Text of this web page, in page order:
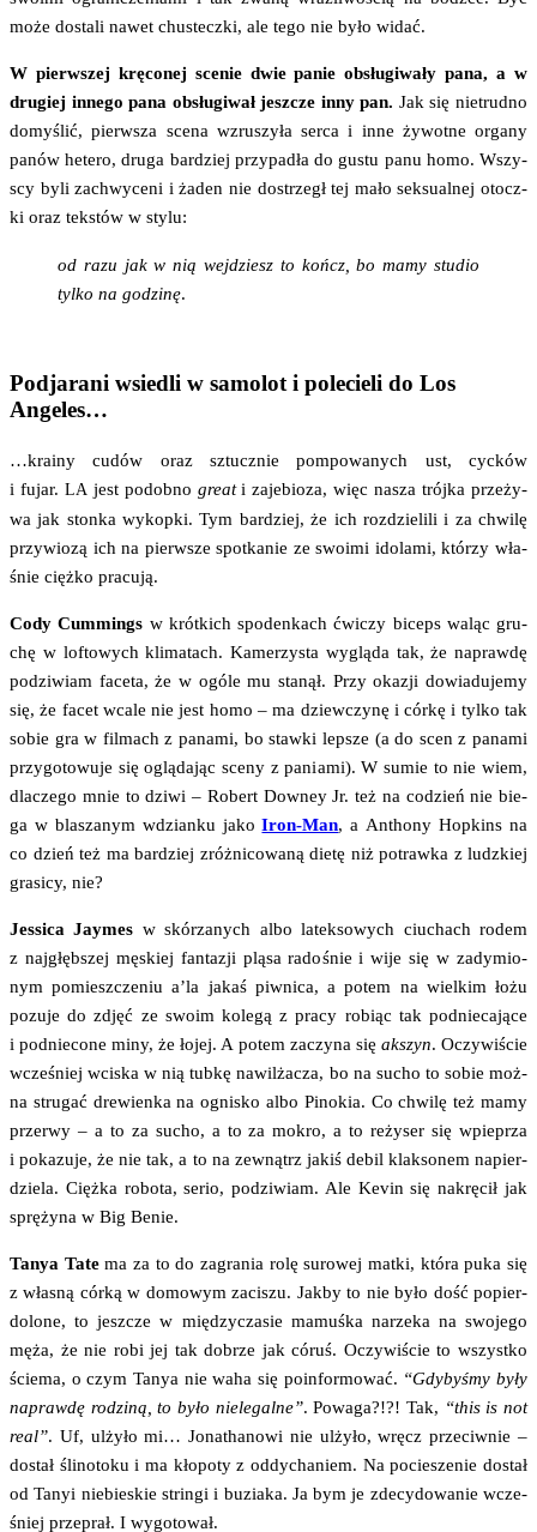
może dosta­li nawet chu­s­tecz­ki, ale tego nie było widać.
W pierw­szej krę­co­nej sce­nie dwie panie obsłu­gi­wa­ły pana, a w
dru­giej inne­go pana obsłu­gi­wał jesz­cze inny pan. Jak się nie­trud­no
domy­ślić, pierw­sza sce­na wzru­szy­ła ser­ca i inne żywot­ne orga­ny
panów hete­ro, dru­ga bar­dziej przy­pa­dła do gustu panu homo. Wszy­
scy byli zachwy­ce­ni i żaden nie dostrzegł tej mało sek­su­al­nej otocz­
ki oraz tek­stów w stylu:
od razu jak w nią wej­dziesz to kończ, bo mamy stu­dio
tyl­ko na godzi­nę.
Podjarani wsiedli w samolot i polecieli do Los
Angeles…
…kra­iny cudów oraz sztucz­nie pom­po­wa­nych ust, cyc­ków
i fujar. LA jest podob­no gre­ati zaje­bio­za, więc nasza trój­ka prze­ży­
wa jak ston­ka wykop­ki. Tym bar­dziej, że ich roz­dzie­li­li i za chwi­lę
przy­wio­zą ich na pierw­sze spo­tka­nie ze swo­imi ido­la­mi, któ­rzy wła­
śnie cięż­ko pracują.
Cody Cum­mings w krót­kich spoden­kach ćwi­czy biceps waląc gru­
chę w lofto­wych kli­ma­tach. Kame­rzy­sta wyglą­da tak, że napraw­dę
podzi­wiam face­ta, że w ogó­le mu sta­nął. Przy oka­zji dowia­du­je­my
się, że facet wca­le nie jest homo – ma dziew­czy­nę i cór­kę i tyl­ko tak
sobie gra w fil­mach z pana­mi, bo staw­ki lep­sze (a do scen z pana­mi
przy­go­to­wu­je się oglą­da­jąc sce­ny z pania­mi). W sumie to nie wiem,
dla­cze­go mnie to dzi­wi – Robert Downey Jr. też na codzień nie bie­
ga w bla­sza­nym wdzian­ku jakoIron-Man, a Antho­ny Hop­kins na
co dzień też ma bar­dziej zróż­ni­co­wa­ną die­tę niż potraw­ka z ludz­kiej
gra­si­cy, nie?
Jes­sica Jay­mes w skó­rza­nych albo latek­so­wych ciu­chach rodem
z naj­głęb­szej męskiej fan­ta­zji plą­sa rado­śnie i wije się w zady­mio­
nym pomiesz­cze­niu a’la jakaś piw­ni­ca, a potem na wiel­kim łożu
pozu­je do zdjęć ze swo­im kole­gą z pra­cy robiąc tak pod­nie­ca­ją­ce
i pod­nie­co­ne miny, że łojej. A potem zaczy­na się akszyn. Oczy­wi­ście
wcze­śniej wci­ska w nią tub­kę nawil­ża­cza, bo na sucho to sobie moż­
na stru­gać dre­wien­ka na ogni­sko albo Pino­kia. Co chwi­lę też mamy
prze­rwy – a to za sucho, a to za mokro, a to reży­ser się wpie­prza
i poka­zu­je, że nie tak, a to na zewnątrz jakiś debil klak­so­nem napier­
dzie­la. Cięż­ka robo­ta, serio, podzi­wiam. Ale Kevin się nakrę­cił jak
sprę­ży­na w Big Benie.
Tanya Tatema za to do zagra­nia rolę suro­wej mat­ki, któ­ra puka się
z wła­sną cór­ką w domo­wym zaci­szu. Jak­by to nie było dość popier­
do­lo­ne, to jesz­cze w mię­dzy­cza­sie mamuś­ka narze­ka na swo­je­go
męża, że nie robi jej tak dobrze jak córuś. Oczy­wi­ście to wszyst­ko
ście­ma, o czym Tanya nie waha się poin­for­mo­wać. “Gdy­by­śmy były
napraw­dę rodzi­ną, to było nie­le­gal­ne”. Powa­ga?!?! Tak, “this is not
real”. Uf, ulży­ło mi… Jona­tha­no­wi nie ulży­ło, wręcz prze­ciw­nie –
dostał śli­no­to­ku i ma kło­po­ty z oddy­cha­niem. Na pocie­sze­nie dostał
od Tanyi nie­bie­skie strin­gi i buzia­ka. Ja bym je zde­cy­do­wa­nie wcze­
śniej prze­prał. I wygotował.